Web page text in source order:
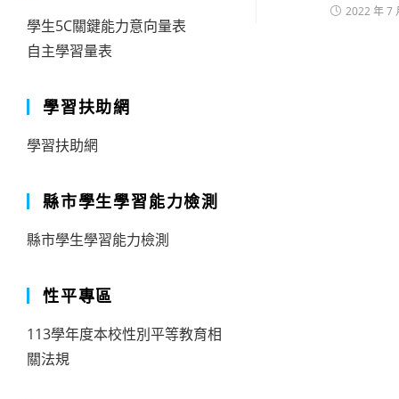
2022 年 7
學生5C關鍵能力意向量表
自主學習量表
學習扶助網
學習扶助網
縣市學生學習能力檢測
縣市學生學習能力檢測
性平專區
113學年度本校性別平等教育相
關法規